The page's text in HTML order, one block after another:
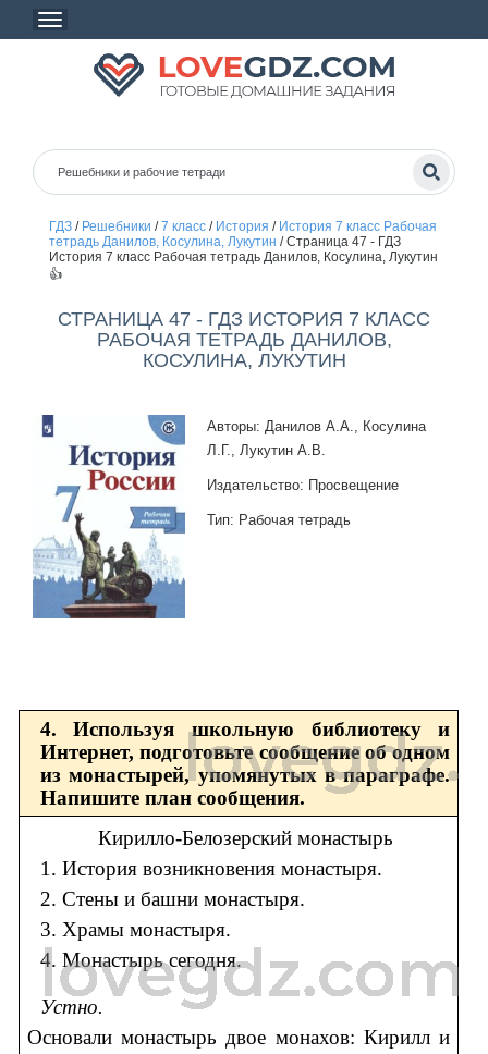
ГДЗ/ Решебники /7 класс/ История / История 7 класс Рабочая
тетрадь Данилов, Косулина, Лукутин /Страница 47 - ГДЗ
История 7 класс Рабочая тетрадь Данилов, Косулина, Лукутин
👍
СТРАНИЦА 47 - ГДЗ ИСТОРИЯ 7 КЛАСС
РАБОЧАЯ ТЕТРАДЬ ДАНИЛОВ,
КОСУЛИНА, ЛУКУТИН
Авторы: Данилов А.А., Косулина
Л.Г., Лукутин А.В.
Издательство: Просвещение
Тип: Рабочая тетрадь
4. Используя школьную библиотеку и
Интернет, подготовьте сообщение об одном
из монастырей, упомянутых в параграфе.
Напишите план сообщения.
Кирилло-Белозерский монастырь
1. История возникновения монастыря.
2. Стены и башни монастыря.
3. Храмы монастыря.
4. Монастырь сегодня.
Устно.
Основали монастырь двое монахов: Кирилл и